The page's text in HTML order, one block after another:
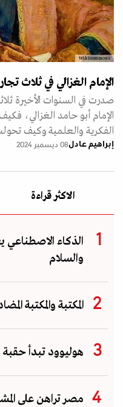
Wikicommons
الإمام الغزالي في ثلاث
صدرت في السنوات الأخيرة
الإمام أبو حامد الغزالي،
الفكرية والعلمية وكيف
إبراهيم عادل08 ديسمبر 2024
الاكثر قراءة
الذكاء
والسلام
المكتبة والمكتبة
هوليوود تبدأ
مصر تراهن على